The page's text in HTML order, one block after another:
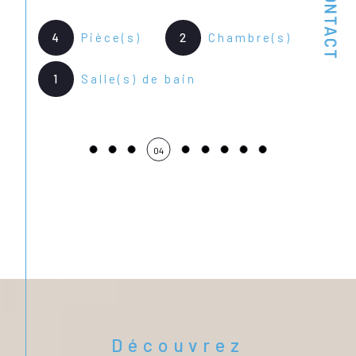
CONTACT
4 Pièce(s) 2 Chambre(s)
1 Salle(s) de bain
04
Découvrez